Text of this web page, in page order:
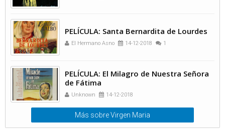
PELÍCULA: Santa Bernardita de Lourdes
El Hermano Asno 14-12-2018 1
PELÍCULA: El Milagro de Nuestra Señora
de Fátima
Unknown 14-12-2018
Más sobre Virgen Maria